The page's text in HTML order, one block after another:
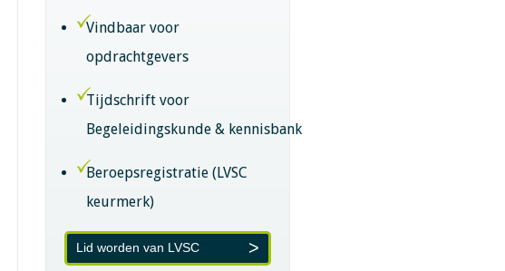
Vindbaar voor
opdrachtgevers
Tijdschrift voor
Begeleidingskunde & kennisbank
Beroepsregistratie (LVSC
keurmerk)
Lid worden van LVSC